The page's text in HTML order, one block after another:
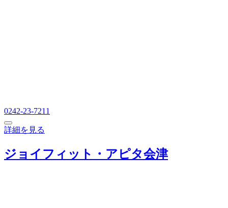
0242-23-7211
詳細を見る
ジョイフィット・アピタ会津